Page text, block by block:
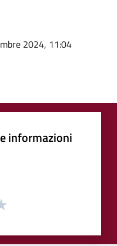
2024, 11:04
informazioni